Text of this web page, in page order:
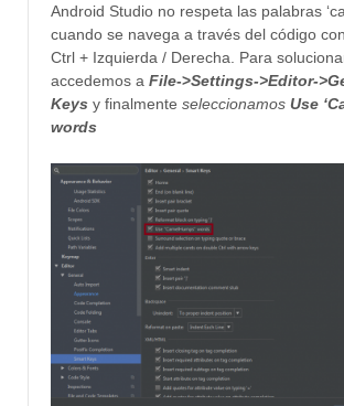
Android Studio no respeta las palabras
cuando se navega a través del código
Ctrl + Izquierda / Derecha
Para
accedemos a File->Settings->Editor->
Keys y finalmente seleccionamos Use
words